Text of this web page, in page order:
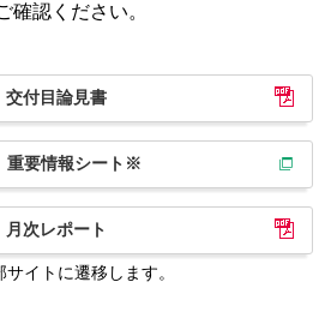
確認ください。
交付目論見書
重要情報シート※
月次レポート
イトに遷移します。